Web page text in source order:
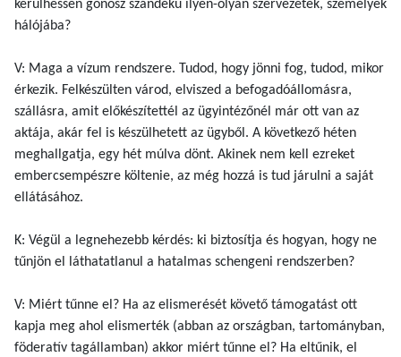
kerülhessen gonosz szándékú ilyen-olyan szervezetek, személyek
hálójába?
V: Maga a vízum rendszere. Tudod, hogy jönni fog, tudod, mikor
érkezik. Felkészülten várod, elviszed a befogadóállomásra,
szállásra, amit előkészítettél az ügyintézőnél már ott van az
aktája, akár fel is készülhetett az ügyből. A következő héten
meghallgatja, egy hét múlva dönt. Akinek nem kell ezreket
embercsempészre költenie, az még hozzá is tud járulni a saját
ellátásához.
K: Végül a legnehezebb kérdés: ki biztosítja és hogyan, hogy ne
tűnjön el láthatatlanul a hatalmas schengeni rendszerben?
V: Miért tűnne el? Ha az elismerését követő támogatást ott
kapja meg ahol elismerték (abban az országban, tartományban,
föderatív tagállamban) akkor miért tűnne el? Ha eltűnik, el